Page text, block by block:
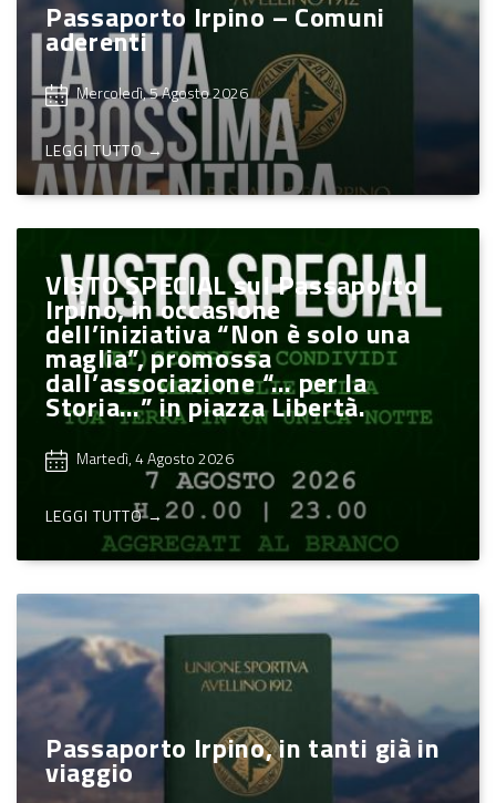
Passaporto Irpino – Comuni
aderenti
Mercoledì, 5 Agosto 2026
LEGGI TUTTO →
VISTO SPECIAL sul Passaporto
Irpino, in occasione
dell’iniziativa “Non è solo una
maglia”, promossa
dall’associazione “… per la
Storia…” in piazza Libertà.
Martedì, 4 Agosto 2026
LEGGI TUTTO →
Passaporto Irpino, in tanti già in
viaggio